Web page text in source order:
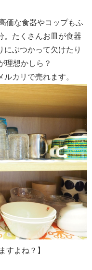
価な食器やコップもふ
。たくさんお皿が食器
にぶつかって欠けたり
理想かしら？
カリで売れます。
すよね？】